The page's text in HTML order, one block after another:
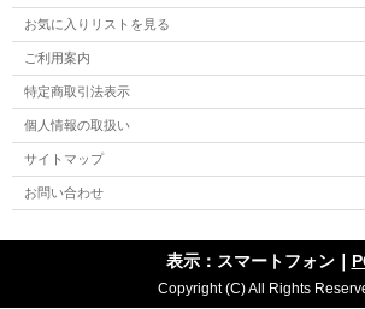
お気に入りリストを見る
ご利用案内
特定商取引法表示
個人情報の取扱い
サイトマップ
お問い合わせ
表示：スマートフォン｜
Copyright (C) All Rights